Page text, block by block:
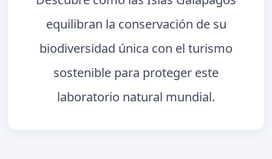
equilibran la conservación de su
biodiversidad única con el turismo
sostenible para proteger este
laboratorio natural mundial.